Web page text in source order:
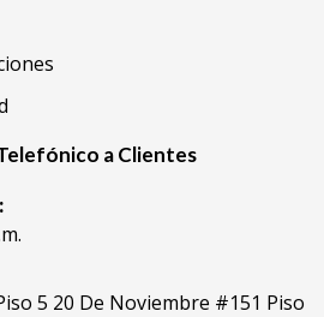
a Clientes
5 20 De Noviembre #151 Piso